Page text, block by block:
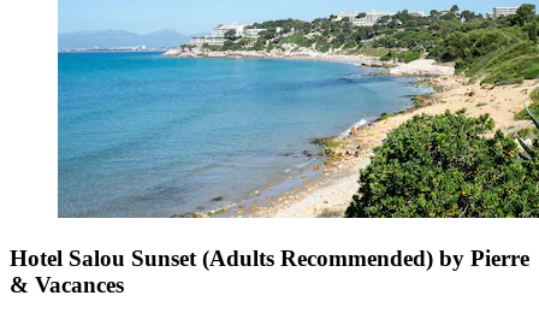
Hotel Salou Sunset (Adults Recommended) by Pierre
& Vacances